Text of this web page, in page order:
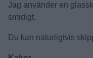
Jag använder en
smidigt.
Du kan naturligtvis